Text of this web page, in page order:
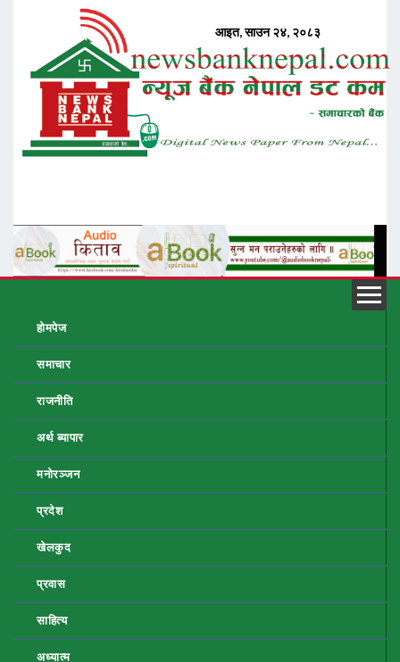
होमपेज
समाचार
राजनीति
अर्थ ब्यापार
मनोरञ्जन
प्रदेश
खेलकुद
प्रवास
साहित्य
अध्यात्म